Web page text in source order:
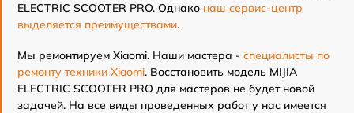
ELECTRIC SCOOTER PRO. Однако наш сервис-центр
выделяется преимуществами.
Мы ремонтируем Xiaomi. Наши мастера - специалисты по
ремонту техники Xiaomi. Восстановить модель MIJIA
ELECTRIC SCOOTER PRO для мастеров не будет новой
задачей. На все виды проведенных работ у нас имеется